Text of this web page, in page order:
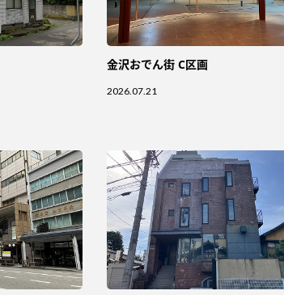
金沢おでん街 C区画
2026.07.21